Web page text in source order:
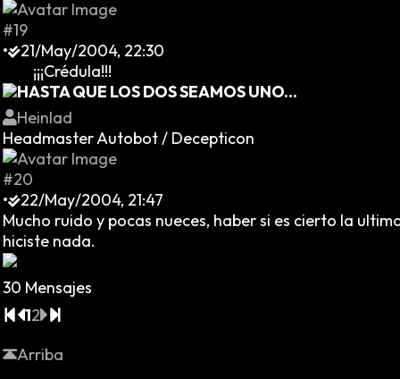
#19
•
21/May/2004, 22:30
¡¡¡Crédula!!!
HASTA QUE LOS DOS SEAMOS UNO...
Heinlad
Headmaster Autobot / Decepticon
#20
•
22/May/2004, 21:47
Mucho ruido y pocas nueces, haber si es cierto la
hiciste nada.
30 Mensajes
12
Arriba